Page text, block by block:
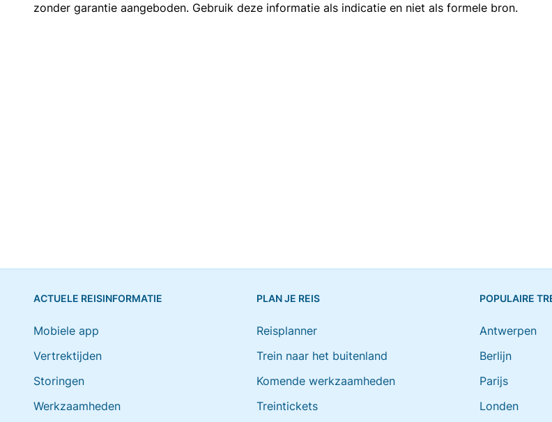
zonder garantie aangeboden. Gebruik deze informatie als indicatie en niet als formele bron.
ACTUELE REISINFORMATIE
Mobiele app
Vertrektijden
Storingen
Werkzaamheden
PLAN JE REIS
Reisplanner
Trein naar het buitenland
Komende werkzaamheden
Treintickets
POPULAIRE
Antwerpen
Berlijn
Parijs
Londen